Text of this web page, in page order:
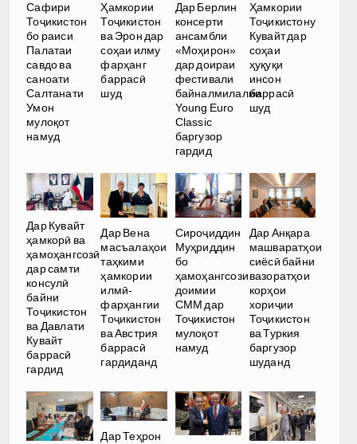
Сафири
Тоҷикистон
бо раиси
Палатаи
савдо ва
саноати
Салтанати
Умон
мулоқот
намуд
Ҳамкории
Тоҷикистон
ва Эрон дар
соҳаи илму
фарҳанг
баррасӣ
шуд
Дар Берлин
консерти
ансамбли
«Моҳирон»
дар доираи
фестивали
байналмилалии
Young Euro
Classic
баргузор
гардид
Ҳамкории
Тоҷикистону
Кувайт дар
соҳаи
ҳуқуқи
инсон
баррасӣ
шуд
Дар Кувайт
ҳамкорӣ ва
ҳамоҳангсозӣ
дар самти
консулӣ
байни
Тоҷикистон
ва Давлати
Кувайт
баррасӣ
гардид
Дар Вена
масъалаҳои
таҳкими
ҳамкории
илмӣ-
фарҳангии
Тоҷикистон
ва Австрия
баррасӣ
гардиданд
Сироҷиддин
Муҳриддин
бо
ҳамоҳангсози
доимии
СММ дар
Тоҷикистон
мулоқот
намуд
Дар Анқара
машваратҳои
сиёсӣ байни
вазоратҳои
корҳои
хориҷии
Тоҷикистон
ва Туркия
баргузор
шуданд
Дар Теҳрон